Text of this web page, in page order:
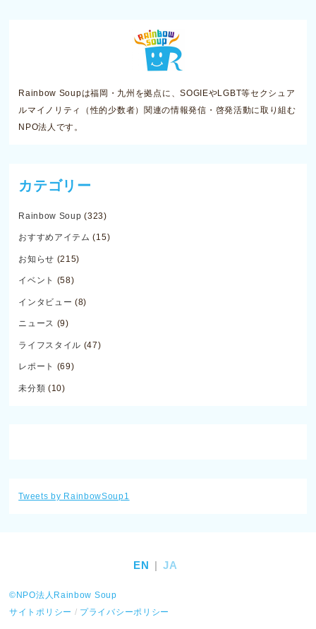
Rainbow Soupは福岡・九州を拠点に、SOGIEやLGBT等セクシュア
ルマイノリティ（性的少数者）関連の情報発信・啓発活動に取り組む
NPO法人です。
カテゴリー
Rainbow Soup (323)
おすすめアイテム (15)
お知らせ (215)
イベント (58)
インタビュー (8)
ニュース (9)
ライフスタイル (47)
レポート (69)
未分類 (10)
Tweets by RainbowSoup1
EN JA
©️NPO法人Rainbow Soup
サイトポリシー / プライバシーポリシー